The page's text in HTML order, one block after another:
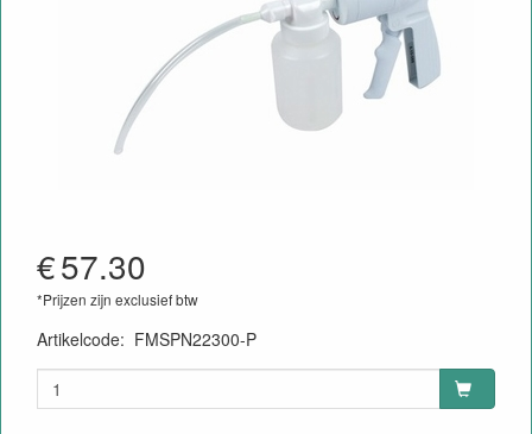
€57.30
*Prijzen zijn exclusief btw
Artikelcode: FMSPN22300-P